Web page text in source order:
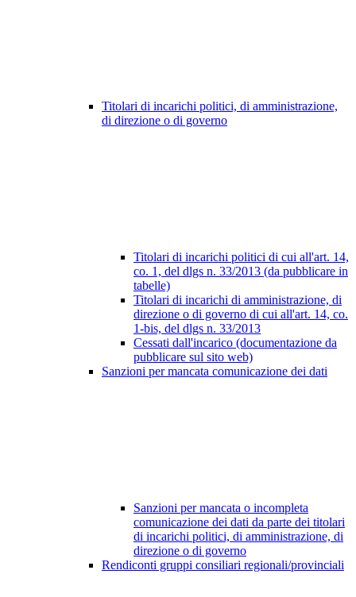
Titolari di incarichi politici, di amministrazione,
di direzione o di governo
Titolari di incarichi politici di cui all'art. 14,
co. 1, del dlgs n. 33/2013 (da pubblicare in
tabelle)
Titolari di incarichi di amministrazione, di
direzione o di governo di cui all'art. 14, co.
1-bis, del dlgs n. 33/2013
Cessati dall'incarico (documentazione da
pubblicare sul sito web)
Sanzioni per mancata comunicazione dei dati
Sanzioni per mancata o incompleta
comunicazione dei dati da parte dei titolari
di incarichi politici, di amministrazione, di
direzione o di governo
Rendiconti gruppi consiliari regionali/provinciali